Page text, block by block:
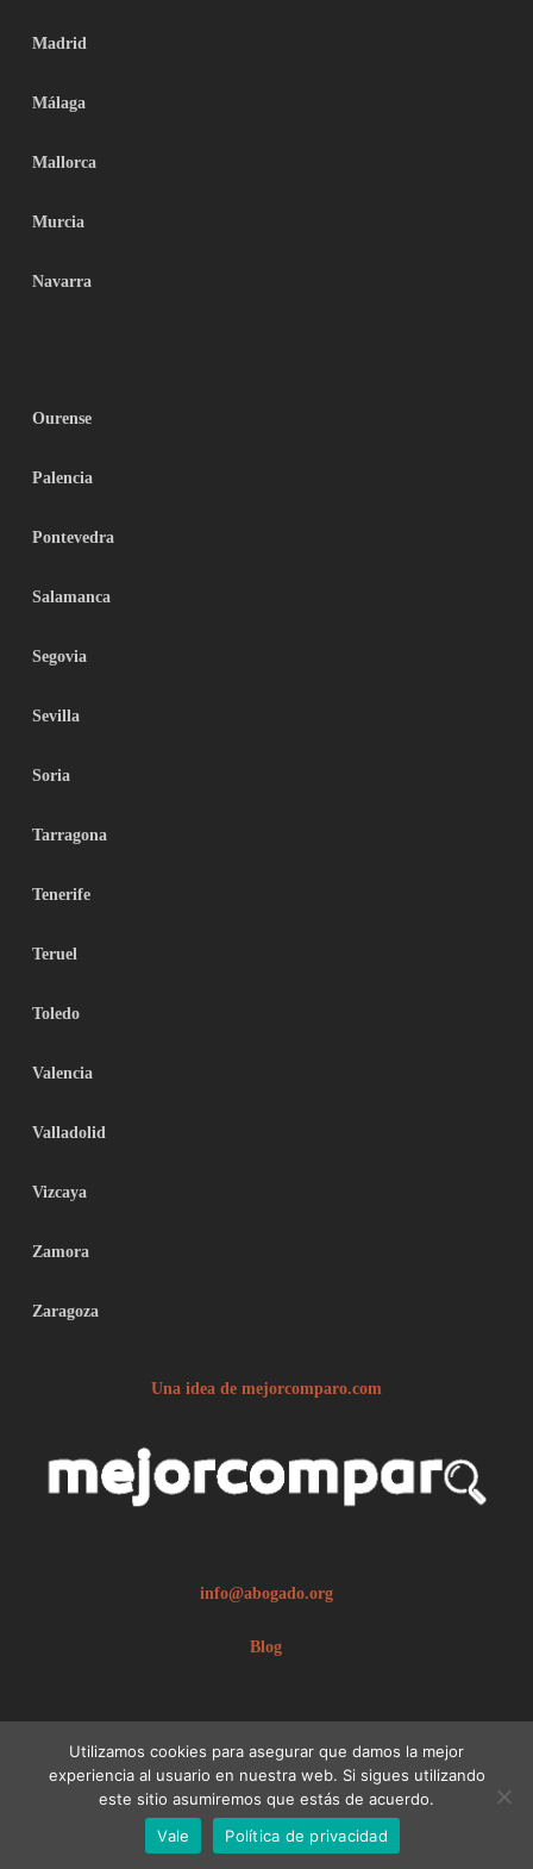
Madrid
Málaga
Mallorca
Murcia
Navarra
Ourense
Palencia
Pontevedra
Salamanca
Segovia
Sevilla
Soria
Tarragona
Tenerife
Teruel
Toledo
Valencia
Valladolid
Vizcaya
Zamora
Zaragoza
Una idea de mejorcomparo.com
info@abogado.org
Blog
© 2026 abogado.org.Aviso legal
Utilizamos cookies para asegurar que damos la mejor
experiencia al usuario en nuestra web. Si sigues utilizando
este sitio asumiremos que estás de acuerdo.
Vale
Política de privacidad